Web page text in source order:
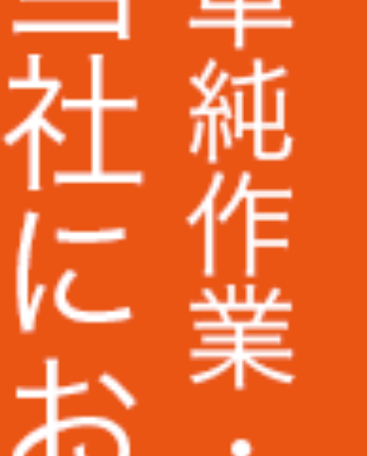
トランスコスモス株式会社様
Appier Japan株式会社様
株式会社ラクーンホールディングス様
アライ電機産業株式会社様
株式会社いつも.様
株式会社ピーエスシー様